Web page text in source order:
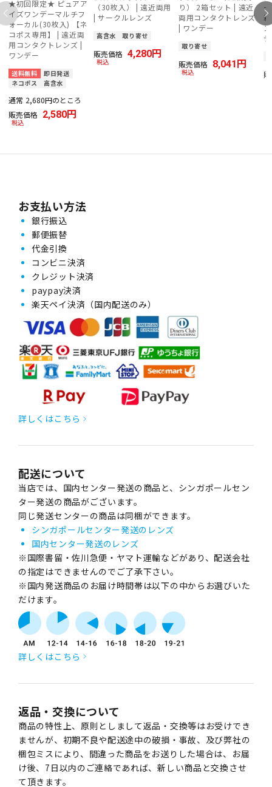
★初回限定★ ピュアア
イズワンデーマルチフ
ォーカル(30枚入) 【ネ
コポス専用】 | 遠近両
用コンタクトレンズ |
ワンデー
送料無料
即日発送
ネコポス
高含水
通常 2,680
のところ
販売価格 2,580
税込
（30枚入） | 遠近両用
| サークルレンズ
高含水 取り寄せ
販売価格 4,280
税込
り） 2箱セット | 遠近
両用コンタクトレンズ
| ワンデー
取り寄せ
販売価格 8,041
税込
お支払い方法
銀行振込
郵便振替
代金引換
コンビニ決済
クレジット決済
paypay決済
楽天ペイ決済（国内配送のみ）
詳しくはこちら
配送について
当店では、国内センター発送の商品と、シンガポールセン
ター発送の商品がございます。
同じ発送センターの商品は同梱ができます。
シンガポールセンター発送のレンズ
国内センター発送のレンズ
※国際書留・佐川急便・ヤマト運輸などがあり、配送会社
の指定はできませんのでご了承下さい。
※国内発送商品のお届け時間帯は以下の中からお選びいた
だけます。
詳しくはこちら
返品・交換について
商品の特性上、原則としまして返品・交換等はお受けでき
ませんが、初期不良や配送途中の破損・事故、及び弊社の
梱包ミスにより、間違った商品をお送りした場合は、お届
け後、7日以内のご連絡であれば、新しい商品と交換させ
て頂きます。